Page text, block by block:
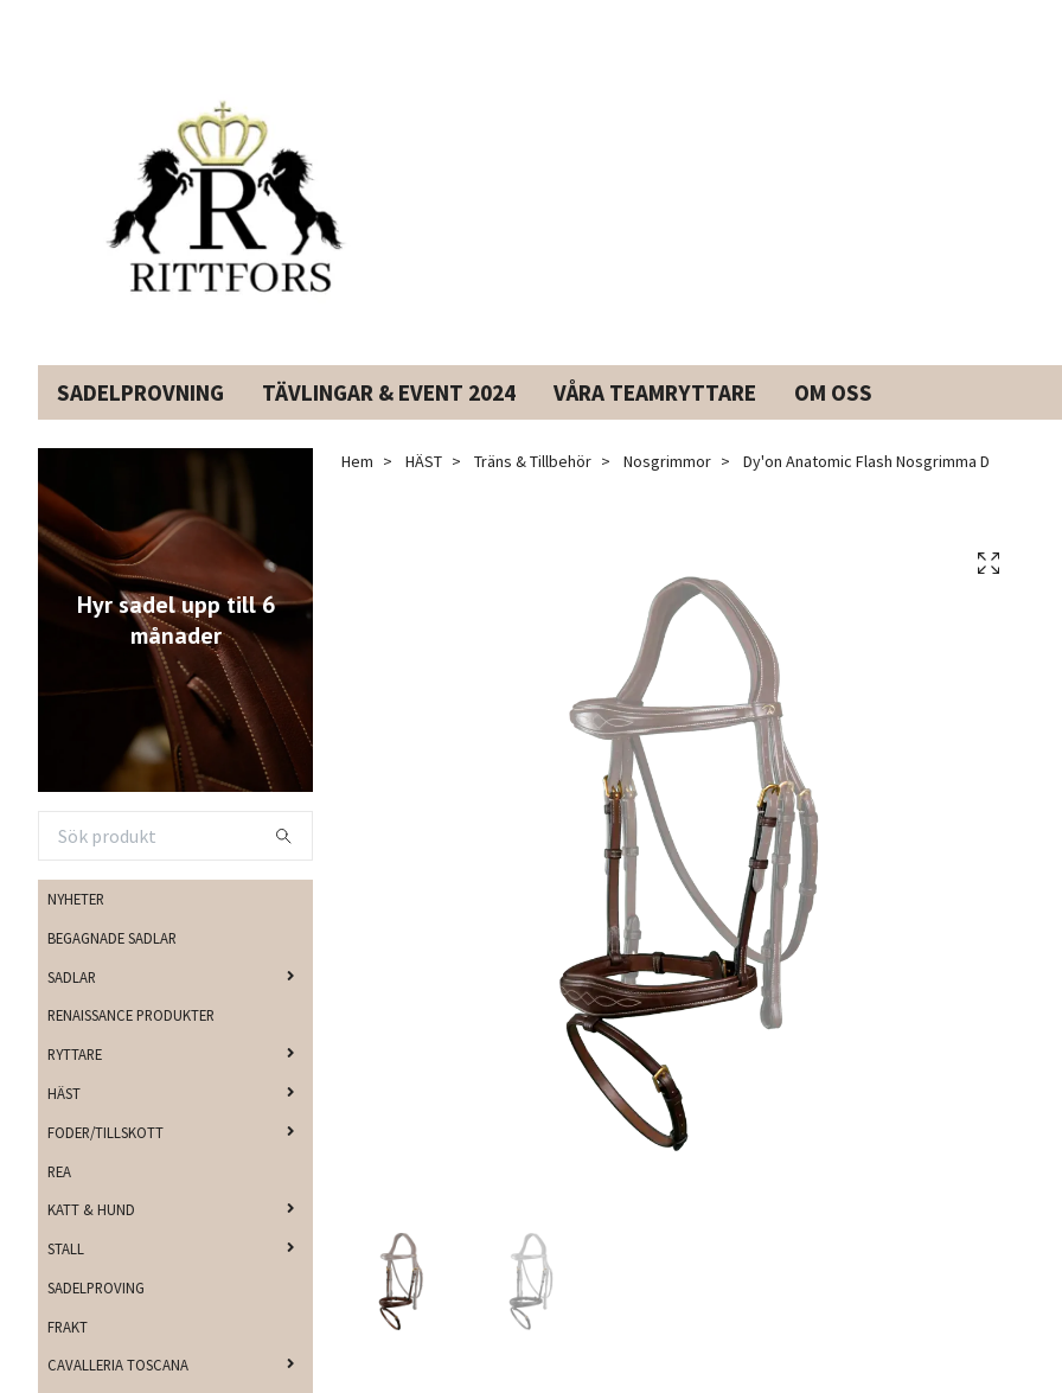
SADELPROVNING TÄVLINGAR & EVENT 2024 VÅRA TEAMRYTTARE OM OSS
Hyr sadel upp till 6
månader
NYHETER
BEGAGNADE SADLAR
SADLAR
RENAISSANCE PRODUKTER
RYTTARE
HÄST
FODER/TILLSKOTT
REA
KATT & HUND
STALL
SADELPROVING
FRAKT
CAVALLERIA TOSCANA
Hem HÄST Träns & Tillbehör Nosgrimmor Dy'on Anatomic Flash Nosgrimma D